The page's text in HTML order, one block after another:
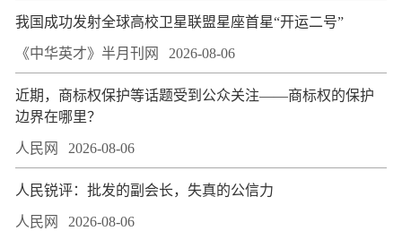
我国成功发射全球高校卫星联盟星座首星“开运二号”
《中华英才》半月刊网 2026-08-06
近期，商标权保护等话题受到公众关注——商标权的保护
边界在哪里？
人民网 2026-08-06
人民锐评：批发的副会长，失真的公信力
人民网 2026-08-06